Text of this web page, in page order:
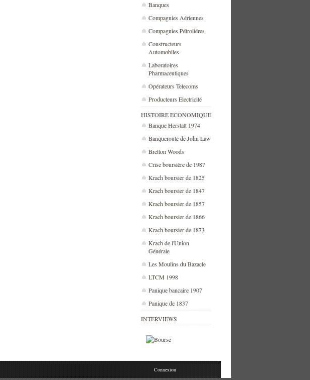
Banques
Compagnies Aériennes
Compagnies Pétroliéres
Constructeurs
Automobiles
Laboratoires
Pharmaceutiques
Opérateurs Telecoms
Producteurs Electricité
HISTOIRE ECONOMIQUE
Banque Herstatt 1974
Banqueroute de John Law
Bretton Woods
Crise boursière de 1987
Krach boursier de 1825
Krach boursier de 1847
Krach boursier de 1857
Krach boursier de 1866
Krach boursier de 1873
Krach de l'Union
Générale
Les Moulins du Bazacle
LTCM 1998
Panique bancaire 1907
Panique de 1837
INTERVIEWS
Connexion